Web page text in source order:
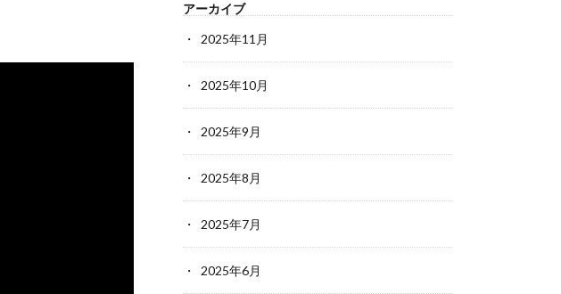
アーカイブ
2025年11月
2025年10月
2025年9月
2025年8月
2025年7月
2025年6月